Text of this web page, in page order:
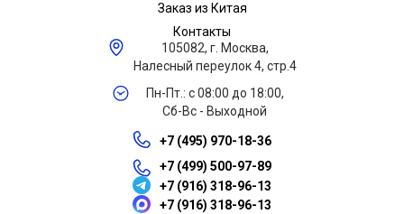
Заказ из Китая
Контакты
105082, г. Москва,
Налесный переулок 4, стр.4
Пн-Пт.: с 08:00 до 18:00,
Сб-Вс - Выходной
+7 (495) 970-18-36
+7 (499) 500-97-89
+7 (916) 318-96-13
+7 (916) 318-96-13